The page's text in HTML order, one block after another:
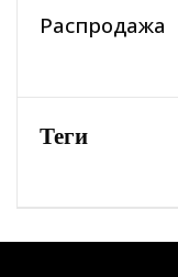
Распродажа
Теги